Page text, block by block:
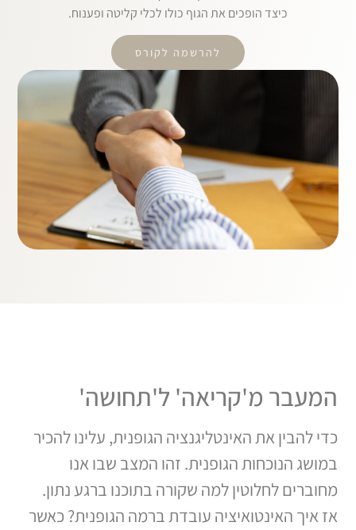
כיצד הופכים את הגוף כולו לכלי קליטה ופענוח.
להרשמה לקורס
המעבר מ'קריאה' ל'תחושה'
כדי להבין את האינטליגנציה הגופנית, עלינו להכיר
במושג הנוכחות הגופנית. זהו המצב שבו אנו
מחוברים לחלוטין למה שקורה בתוכנו ברגע נתון.
אז איך האינטואיציה עובדת ברמה הגופנית? כאשר